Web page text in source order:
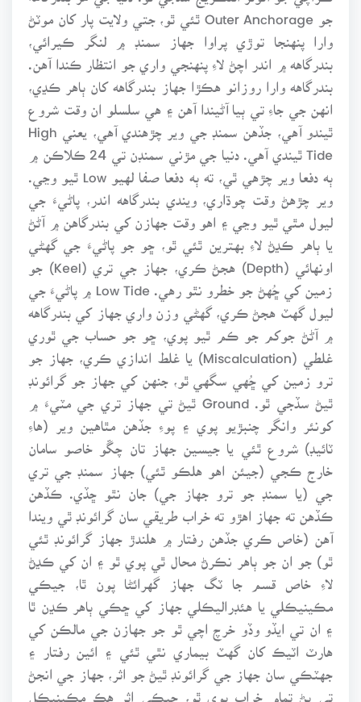
جو Outer Anchorage ٿئي ٿو، جتي ولايت پار کان موٽڻ
وارا پنهنجا توڙي پراوا جهاز سمنڊ ۾ لنگر ڪيرائي،
بندرگاهه ۾ اندر اچڻ لاءِ پنهنجي واري جو انتظار ڪندا آهن.
بندرگاهه وارا روزانو هڪڙا جهاز بندرگاهه کان ٻاهر ڪڍي،
انهن جي جاءِ تي ٻيا آڻيندا آهن ۽ هي سلسلو ان وقت شروع
ٿيندو آهي، جڏهن سمنڊ جي وير چڙهندي آهي، يعني High
Tide ٿيندي آهي. دنيا جي مڙني سمنڊن تي 24 ڪلاڪن ۾
ٻه دفعا وير چڙهي ٿي، ته ٻه دفعا صفا لهيو Low ٿيو وڃي.
وير چڙهڻ وقت چوڌاري، ويندي بندرگاهه اندر، پاڻيءَ جي
ليول مٿي ٿيو وڃي ۽ اهو وقت جهازن کي بندرگاهن ۾ آڻڻ
يا ٻاهر ڪڍڻ لاءِ بهترين ٿئي ٿو، ڇو جو پاڻيءَ جي گهڻي
اونهائي (Depth) هجڻ ڪري، جهاز جي تري (Keel) جو
زمين کي ڇُهڻ جو خطرو نٿو رهي. Low Tide ۾ پاڻيءَ جي
ليول گهٽ هجڻ ڪري، گهڻي وزن واري جهاز کي بندرگاهه
۾ آڻڻ جوکم جو ڪم ٿيو پوي، ڇو جو حساب جي ٿوري
غلطي (Miscalculation) يا غلط اندازي ڪري، جهاز جو
ترو زمين کي ڇُهي سگهي ٿو، جنهن کي جهاز جو گرائونڊ
ٿيڻ سڏجي ٿو. Ground ٿيڻ تي جهاز تري جي مٽيءَ ۾
کونئر وانگر چنبڙيو پوي ۽ پوءِ جڏهن مٿاهين وير (هاءِ
ٽائيڊ) شروع ٿئي يا جيسين جهاز تان چڱو خاصو سامان
خارج ڪجي (جيئن اهو هلڪو ٿئي) جهاز سمنڊ جي تري
جي (يا سمنڊ جو ترو جهاز جي) جان نٿو ڇڏي. ڪڏهن
ڪڏهن ته جهاز اهڙو ته خراب طريقي سان گرائونڊ ٿي ويندا
آهن (خاص ڪري جڏهن رفتار ۾ هلندڙ جهاز گرائونڊ ٿئي
ٿو) جو ان جو ٻاهر نڪرڻ محال ٿي پوي ٿو ۽ ان کي ڪڍڻ
لاءِ خاص قسم جا ٽگ جهاز گهرائڻا پون ٿا، جيڪي
مڪينيڪلي يا هئڊراليڪلي جهاز کي ڇڪي ٻاهر ڪڍن ٿا
۽ ان تي ايڏو وڏو خرچ اچي ٿو جو جهازن جي مالڪن کي
هارٽ اٽيڪ کان گهٽ بيماري نٿي ٿئي ۽ ائين رفتار ۽
جهٽڪي سان جهاز جي گرائونڊ ٿيڻ جو اثر، جهاز جي انجڻ
تي پڻ تمام خراب پوي ٿو، جيڪي اثر هڪ مڪينيڪل